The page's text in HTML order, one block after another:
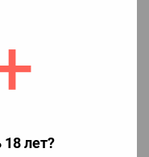
лет?